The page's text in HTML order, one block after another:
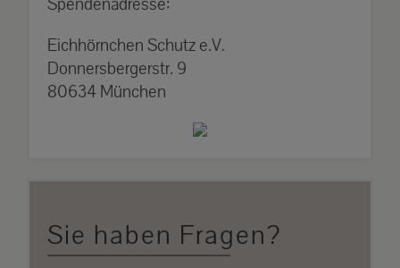
Eichhörnchen Schutz e.V.
Donnersbergerstr. 9
80634 München
Sie haben Fragen?